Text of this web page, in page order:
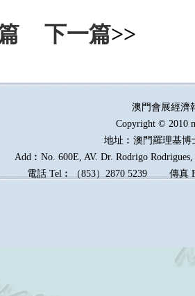
下一篇>>
澳門會展經
Copyright © 2010
地址︰澳門羅理基博
Add︰No. 600E, AV. Dr. Rodrigo
電話 Tel︰（853）2870 5239傳真